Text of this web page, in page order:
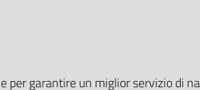
per garantire un miglior servizio di